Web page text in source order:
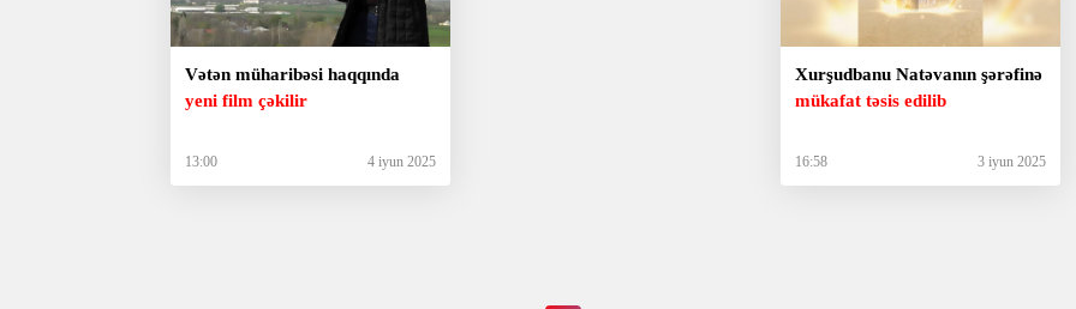
Vətən müharibəsi haqqında
yeni film çəkilir
13:00 4 iyun 2025
Xurşudbanu Natəvanın şərəfinə
mükafat təsis edilib
16:58 3 iyun 2025